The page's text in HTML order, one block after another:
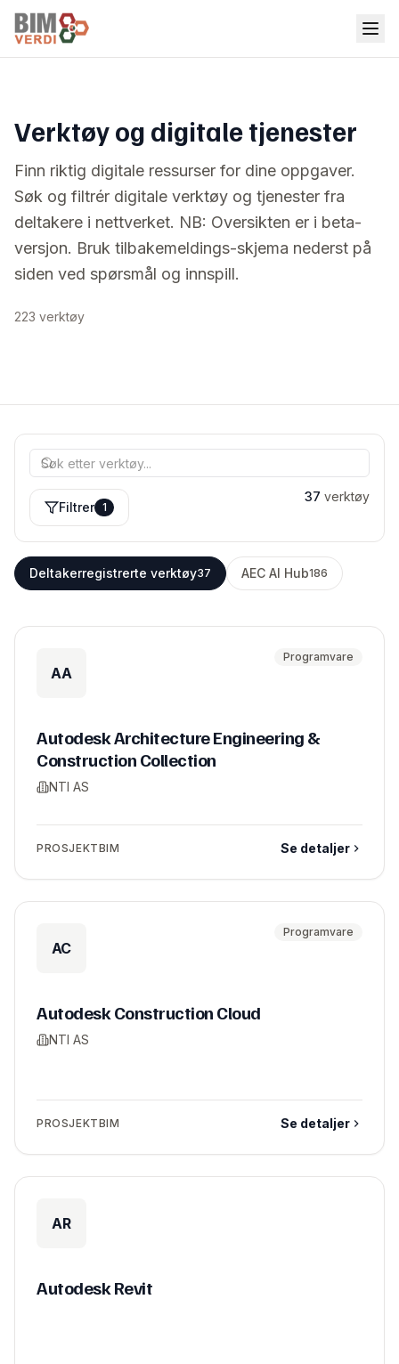
Verktøy og digitale tjenester
Finn riktig digitale ressurser for dine oppgaver.
Søk og filtrér digitale verktøy og tjenester fra
deltakere i nettverket. NB: Oversikten er i beta-
versjon. Bruk tilbakemeldings-skjema nederst på
siden ved spørsmål og innspill.
223 verktøy
Filtrer 1
37 verktøy
Deltakerregistrerte verktøy37 AEC AI Hub186
AA
Programvare
Autodesk Architecture Engineering &
Construction Collection
NTI AS
PROSJEKTBIM Se detaljer
AC
Programvare
Autodesk Construction Cloud
NTI AS
PROSJEKTBIM Se detaljer
AR
Autodesk Revit